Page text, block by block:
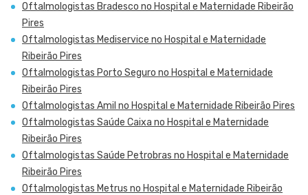
Oftalmologistas Bradesco no Hospital e Maternidade Ribeirão
Pires
Oftalmologistas Mediservice no Hospital e Maternidade
Ribeirão Pires
Oftalmologistas Porto Seguro no Hospital e Maternidade
Ribeirão Pires
Oftalmologistas Amil no Hospital e Maternidade Ribeirão Pires
Oftalmologistas Saúde Caixa no Hospital e Maternidade
Ribeirão Pires
Oftalmologistas Saúde Petrobras no Hospital e Maternidade
Ribeirão Pires
Oftalmologistas Metrus no Hospital e Maternidade Ribeirão